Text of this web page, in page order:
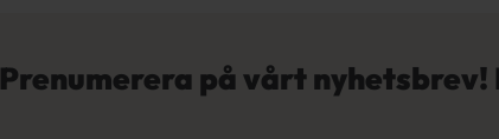
Prenumerera på vårt nyhetsbrev!